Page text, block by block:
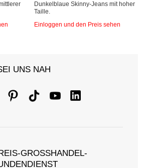
Dunkelblaue Skinny-Jeans mit hoher
Taille.
Einloggen und den Preis sehen
UNS NAH
GROSSHANDEL-K